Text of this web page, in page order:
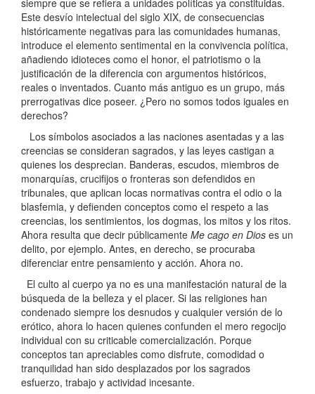
Este desvío intelectual del siglo XIX, de consecuencias
históricamente negativas para las comunidades humanas,
introduce el elemento sentimental en la convivencia política,
añadiendo idioteces como el honor, el patriotismo o la
justificación de la diferencia con argumentos históricos,
reales o inventados. Cuanto más antiguo es un grupo, más
prerrogativas dice poseer. ¿Pero no somos todos iguales en
derechos?
Los símbolos asociados a las naciones asentadas y a las
creencias se consideran sagrados, y las leyes castigan a
quienes los desprecian. Banderas, escudos, miembros de
monarquías, crucifijos o fronteras son defendidos en
tribunales, que aplican locas normativas contra el odio o la
blasfemia, y defienden conceptos como el respeto a las
creencias, los sentimientos, los dogmas, los mitos y los ritos.
Ahora resulta que decir públicamente Me cago en Dios es un
delito, por ejemplo. Antes, en derecho, se procuraba
diferenciar entre pensamiento y acción. Ahora no.
El culto al cuerpo ya no es una manifestación natural de la
búsqueda de la belleza y el placer. Si las religiones han
condenado siempre los desnudos y cualquier versión de lo
erótico, ahora lo hacen quienes confunden el mero regocijo
individual con su criticable comercialización. Porque
conceptos tan apreciables como disfrute, comodidad o
tranquilidad han sido desplazados por los sagrados
esfuerzo, trabajo y actividad incesante.